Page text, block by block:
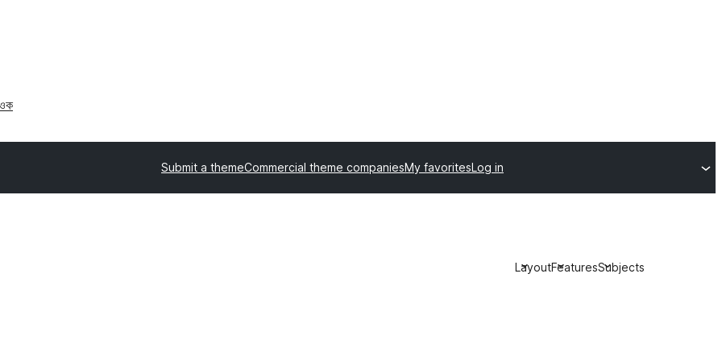
Submit a themeCommercial theme companiesMy favoritesLog in
LayoutFeaturesSubjects